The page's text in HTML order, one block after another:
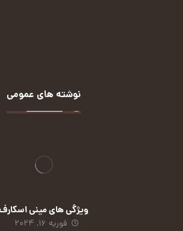
نوشته های عمومی
ویژگی های مینی
فوریه 16, 2024